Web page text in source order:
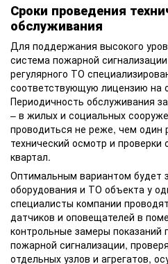
Сроки проведения
обслуживания
Для поддержания высокого
система пожарной
регулярного ТО
соответствующую лицензию на
Периодичность обслуживания
– в жилых и социальных
проводиться не реже, чем один
технический осмотр и
квартал.
Оптимальным вариантом будет
оборудования и ТО объекта у
специалисты компании
датчиков и оповещателей в
контрольные замеры показаний
пожарной сигнализации,
отдельных узлов и агрегатов,